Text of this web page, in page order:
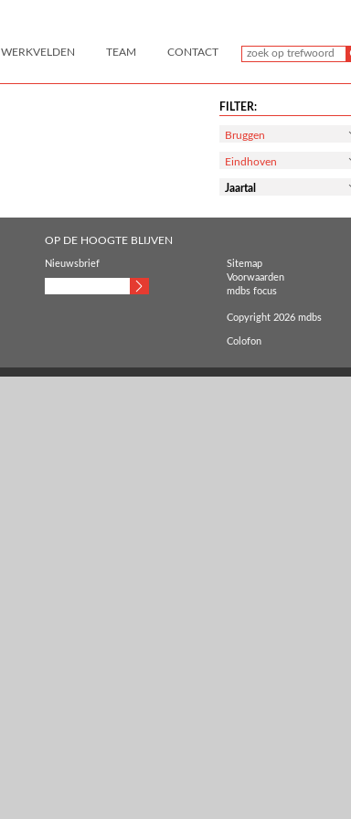
WERKVELDEN TEAM CONTACT
FILTER:
Bruggen
Eindhoven
Jaartal
OP DE HOOGTE BLIJVEN
Nieuwsbrief
Sitemap
Voorwaarden
mdbs focus
Copyright 2026 mdbs
Colofon